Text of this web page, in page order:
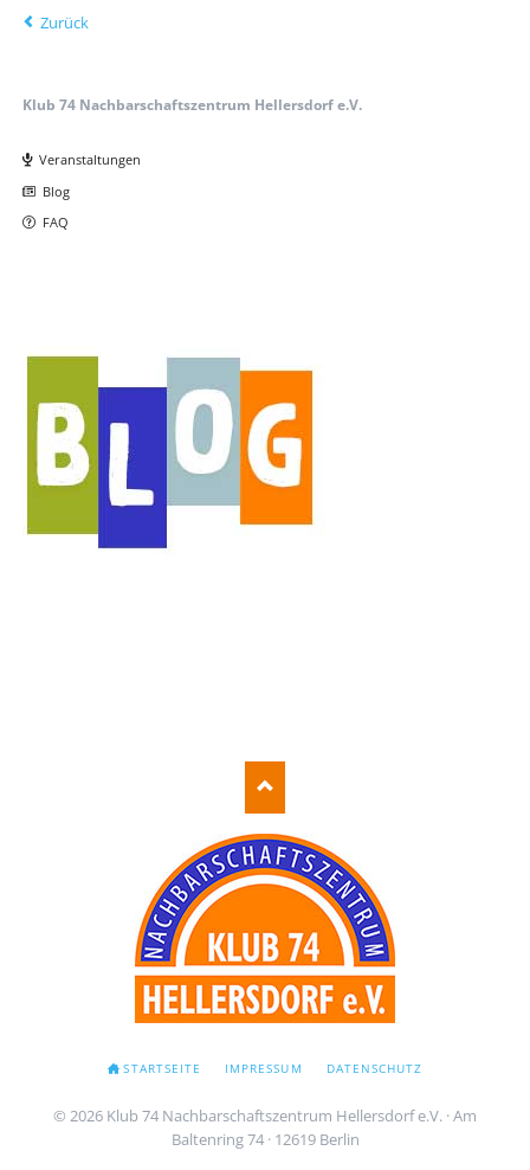
Zurück
Klub 74 Nachbarschaftszentrum Hellersdorf e.V.
überspringen
Veranstaltungen
Blog
FAQ
STARTSEITE IMPRESSUM DATENSCHUTZ
© 2026 Klub 74 Nachbarschaftszentrum Hellersdorf e.V. · Am
Baltenring 74 · 12619 Berlin